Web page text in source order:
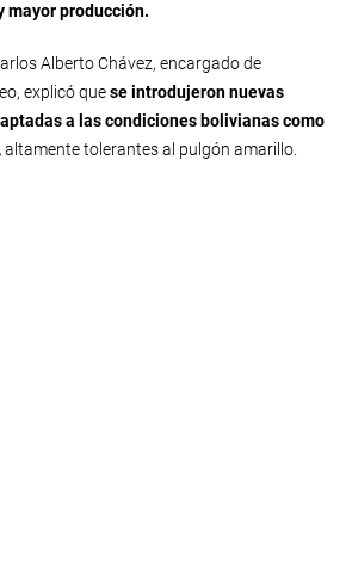
mayor producción.
Alberto Chávez, encargado de
explicó quese introdujeron nuevas
a las condiciones bolivianas como
altamente tolerantes al pulgón amarillo.